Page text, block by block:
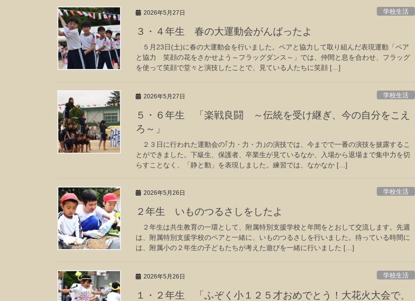
2026年5月27日 学校生活
３・４年生 春の大運動会がんばったよ
５月23日(土)に春の大運動会を行いました。ペアと協力して取り組んだ表現運動「ペア
と協力 笑顔の花をさかせよう～フラッグダンス～」では、仲間と息を合わせ、フラッグ
を使って笑顔で堂々と演技したことで、見ている人たちに笑顔 […]
2026年5月27日 学校生活
５・６年生 「楽戦良闘 ～伝統を受け継ぎ、今の自分をこえ
ろ～」
２３日に行われた運動会の｢力・力・力｣の演技では、今までで一番の演技を披露するこ
とができました。下級生、保護者、卒業生が見ているなか、入場から退場まで集中力を切
らすことなく、「静と動」を表現しました。練習では、なかなか […]
2026年5月26日 学校生活
２年生 いものつるさしをしたよ
２年生は共生教育の一環として、附属特別支援学校と年間をとおして交流します。先週
は、附属特別支援学校のペアと一緒に、いものつるさしを行いました。待っている時間に
は、附属小の２年生の子どもたちが考えた遊びを一緒に行いました […]
2026年5月26日 学校生活
１・２年生 「ふぞく小１２５才おめでとう！大花火大会で、